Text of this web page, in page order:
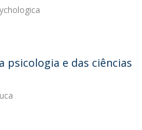
psicologia e das ciências